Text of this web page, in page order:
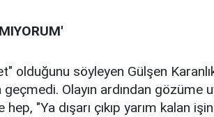
olduğunu söyleyen Gülşen
Olayın ardından gözüme
"Ya dışarı çıkıp yarım kalan